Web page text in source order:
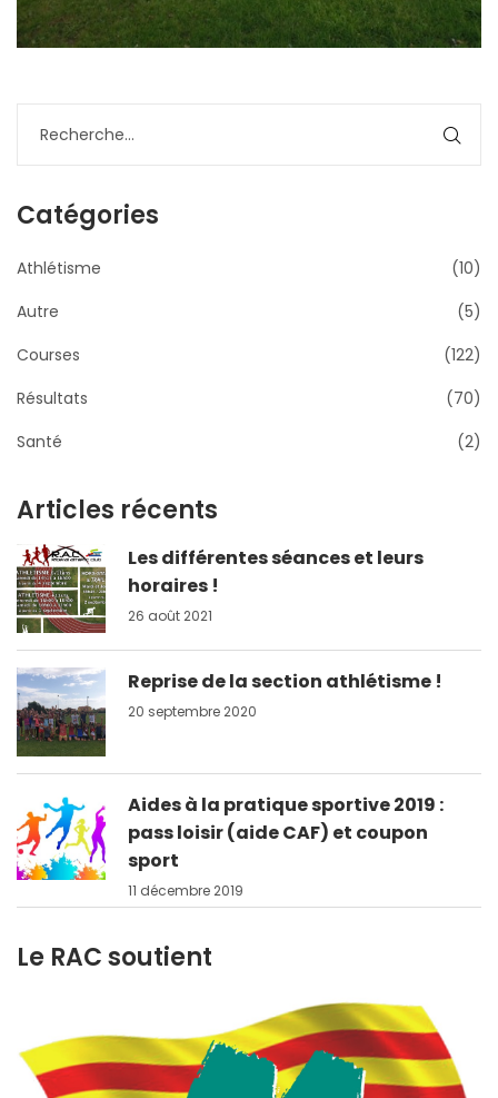
Catégories
Athlétisme
(10)
Autre
(5)
Courses
(122)
Résultats
(70)
Santé
(2)
Articles récents
Les différentes séances et leurs
horaires !
26 août 2021
Reprise de la section athlétisme !
20 septembre 2020
Aides à la pratique sportive 2019 :
pass loisir (aide CAF) et coupon
sport
11 décembre 2019
Le RAC soutient